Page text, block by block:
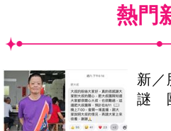
熱門
新／
謎